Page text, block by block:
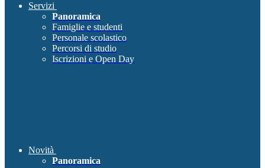
Servizi
Panoramica
Famiglie e studenti
Personale scolastico
Percorsi di studio
Iscrizioni e Open Day
Novità
Panoramica